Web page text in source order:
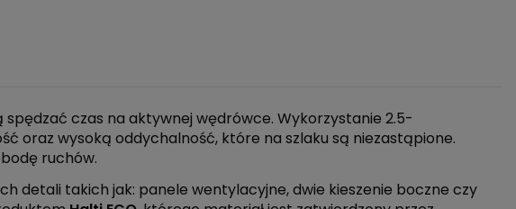
czas na aktywnej wędrówce. Wykorzystanie 2.5-
oraz wysoką oddychalność, które na szlaku są niezastąpione.
ruchów.
detali takich jak: panele wentylacyjne, dwie kieszenie boczne czy